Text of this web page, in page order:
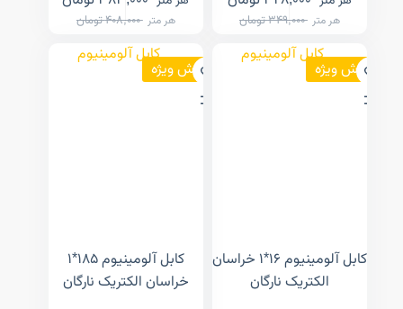
هر متر 349,000تومان هر متر 408,000تومان
فروش ویژه
کابل آلومینیوم ۱۶*۱ خراسان
الکتریک نارگان
فروش ویژه
کابل آلومینیوم ۱۸۵*۱
خراسان الکتریک نارگان